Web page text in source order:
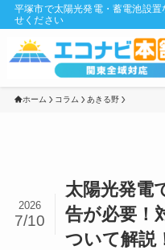
平塚市で太陽光発電・蓄電池設
せください
ホーム コラム あきる野
太陽光発電
告が必要！
ついて解説
2026
7/10